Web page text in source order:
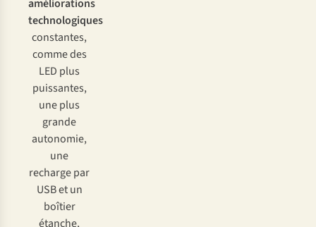
améliorations
technologiques
constantes,
comme des
LED plus
puissantes,
une plus
grande
autonomie,
une
recharge par
USB et un
boîtier
étanche,